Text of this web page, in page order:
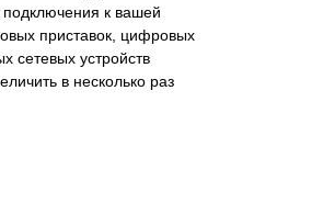
к вашей
приставок, цифровых
сетевых устройств
в несколько раз